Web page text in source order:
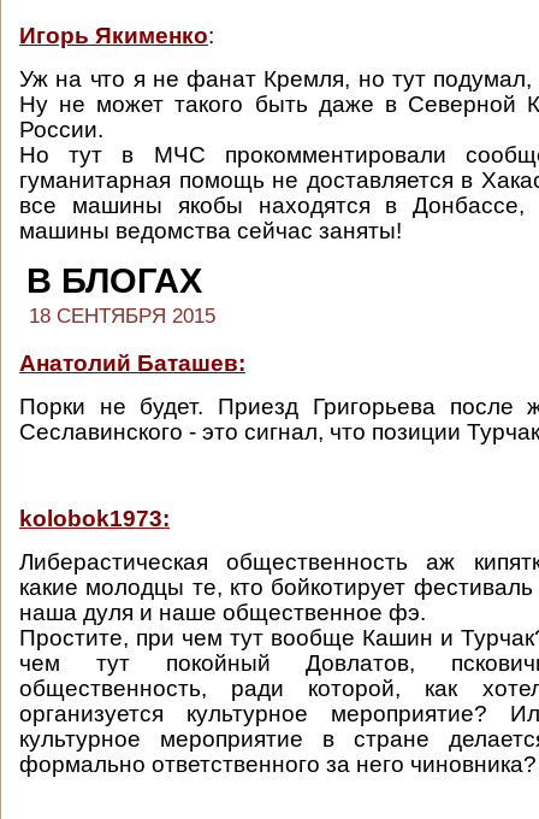
Игорь Якименко:
Уж на что я не фанат Кремля, но тут подумал,
Ну не может такого быть даже в Северной
России.
Но тут в МЧС прокомментировали
гуманитарная помощь не доставляется в
все машины якобы находятся в Донбассе,
машины ведомства сейчас заняты!
В БЛОГАХ
18 СЕНТЯБРЯ 2015
Анатолий Баташев:
Порки не будет. Приезд Григорьева после
Сеславинского - это сигнал, что позиции
kolobok1973:
Либерастическая общественность аж
какие молодцы те, кто бойкотирует
наша дуля и наше общественное фэ.
Простите, при чем тут вообще Кашин и
чем тут покойный Довлатов,
общественность, ради которой, как
организуется культурное
культурное мероприятие в стране
формально ответственного за него чиновника?